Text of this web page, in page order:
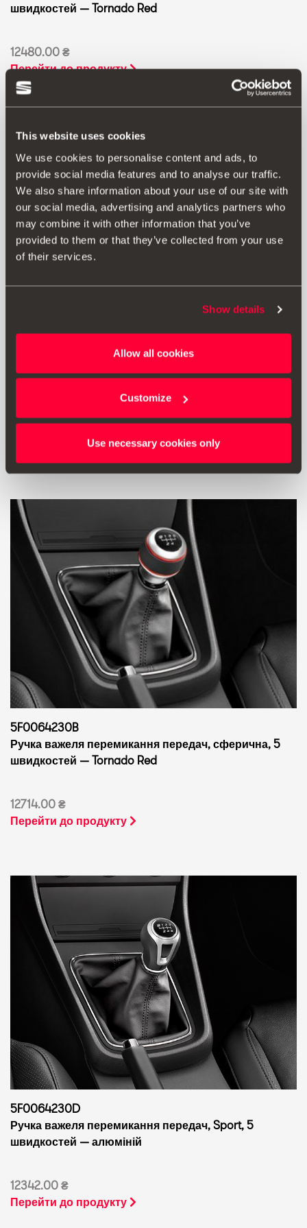
This website uses cookies
We use cookies to personalise content and ads, to
provide social media features and to analyse our traffic.
We also share information about your use of our site with
our social media, advertising and analytics partners who
may combine it with other information that you’ve
provided to them or that they’ve collected from your use
of their services.
Show details
Allow all cookies
Customize
Use necessary cookies only
швидкостей — Tornado Red
12480.00 ₴
Перейти до продукту
швидкостей — алюміній
12954.00 ₴
Перейти до продукту
5F0064230B
Ручка важеля перемикання передач, сферична, 5
швидкостей — Tornado Red
12714.00 ₴
Перейти до продукту
5F0064230D
Ручка важеля перемикання передач, Sport, 5
швидкостей — алюміній
12342.00 ₴
Перейти до продукту